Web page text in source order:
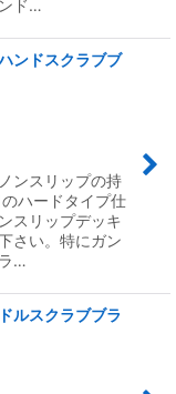
ド…
ンドスクラブブ
ンスリップの持
ハードタイプ仕
スリップデッキ
さい。特にガン
…
ルスクラブブラ